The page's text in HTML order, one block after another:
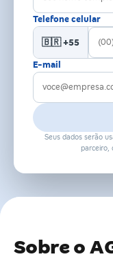
Telefone celular
🇧🇷 +55
E-mail
Seus dados serão
parceiro,
Sobre o